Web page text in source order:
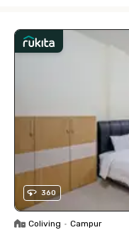
360
Coliving • Campur